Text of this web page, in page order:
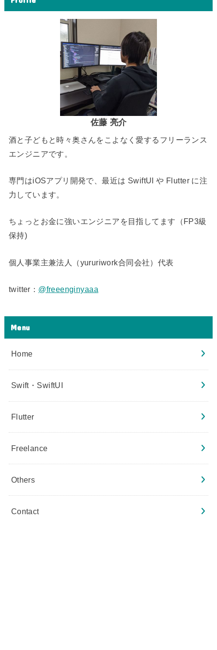
佐藤 亮介
酒と子どもと時々奥さんをこよなく愛するフリーランス
エンジニアです。
専門はiOSアプリ開発で、最近は SwiftUI や Flutter に注
力しています。
ちょっとお金に強いエンジニアを目指してます（FP3級
保持)
個人事業主兼法人（yururiwork合同会社）代表
twitter： @freeenginyaaa
Menu
Home
Swift・SwiftUI
Flutter
Freelance
Others
Contact